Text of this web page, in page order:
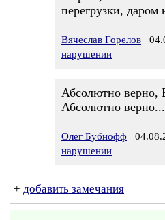
перегрузки, даром
Вячеслав Горелов
нарушении
Абсолютно верно,
Абсолютно верно...
Олег Бубнофф
нарушении
+ добавить замечания